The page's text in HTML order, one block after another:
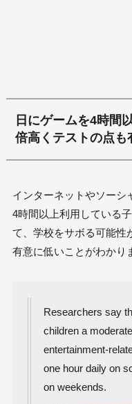
日にゲームを4時間
倍高くテストの点も
インターネットやソーシ
4時間以上利用している
て、学校をサボる可能性
有意に低いことがわかり
Researchers say
children a
entertainment-
one hour daily on
on weekends.